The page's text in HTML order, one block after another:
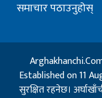
समाचार पठाउनुहोस्
Established on 11
सुरक्षित रहनेछ।